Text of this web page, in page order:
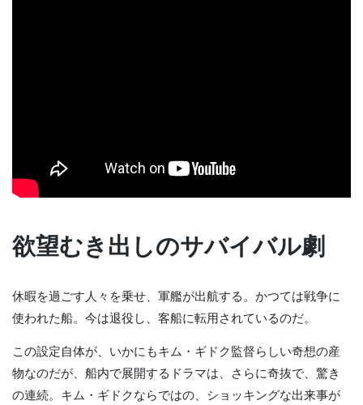
欲望むき出しのサバイバル劇
休暇を過ごす人々を乗せ、軍艦が出航する。かつては戦争に
使われた船。今は退役し、客船に転用されているのだ。
この設定自体が、いかにもキム・ギドク監督らしい奇想の産
物なのだが、船内で展開するドラマは、さらに奇抜で、驚き
の連続。キム・ギドクならではの、ショッキングな出来事が